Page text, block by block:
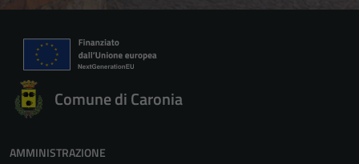
Comune di Caronia
AMMINISTRAZIONE